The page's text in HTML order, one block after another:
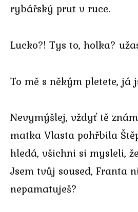
rybářský prut v ruce.
Lucko?! Tys to, holka?
To mě s někým pletete, já
Nevymýšlej, vždyť tě
matka Vlasta pohřbila
hledá, všichni si mysleli,
Jsem tvůj soused, Franta
nepamatuješ?